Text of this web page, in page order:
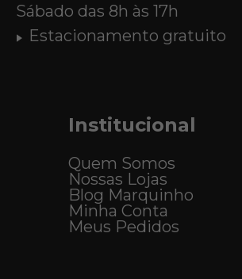
Sábado das 8h às 17h
Estacionamento gratuito
Institucional
Quem Somos
Nossas Lojas
Blog Marquinho
Minha Conta
Meus Pedidos